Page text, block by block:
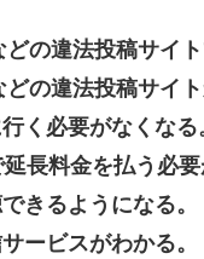
の違法投稿サイト
の違法投稿サイト
く必要がなくなる
長料金を払う必要
きるようになる。
ービスがわかる。